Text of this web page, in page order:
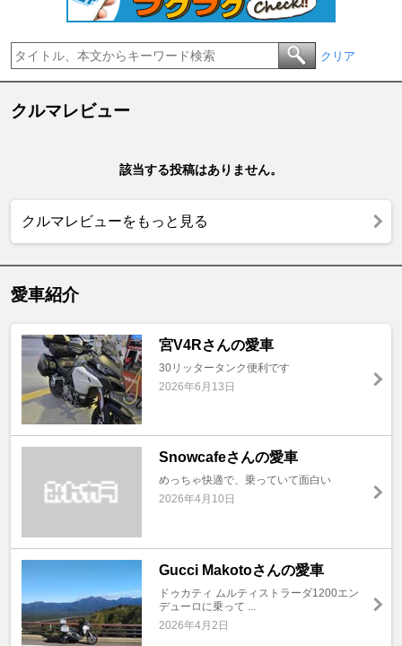
クリア
クルマレビュー
該当する投稿はありません。
クルマレビューをもっと見る
愛車紹介
宮V4Rさんの愛車
30リッタータンク便利です
2026年6月13日
Snowcafeさんの愛車
めっちゃ快適で、乗っていて面白い
2026年4月10日
Gucci Makotoさんの愛車
ドゥカティ ムルティストラーダ1200エン
デューロに乗って ...
2026年4月2日